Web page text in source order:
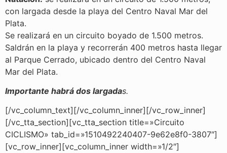
con largada desde la playa del Centro Naval Mar del
Plata.
Se realizará en un circuito boyado de 1.500 metros.
Saldrán en la playa y recorrerán 400 metros hasta llegar
al Parque Cerrado, ubicado dentro del Centro Naval
Mar del Plata.
Importante habrá dos largadas.
[/vc_column_text][/vc_column_inner][/vc_row_inner]
[/vc_tta_section][vc_tta_section title=»Circuito
CICLISMO» tab_id=»1510492240407-9e62e8f0-3807″]
[vc_row_inner][vc_column_inner width=»1/2″]